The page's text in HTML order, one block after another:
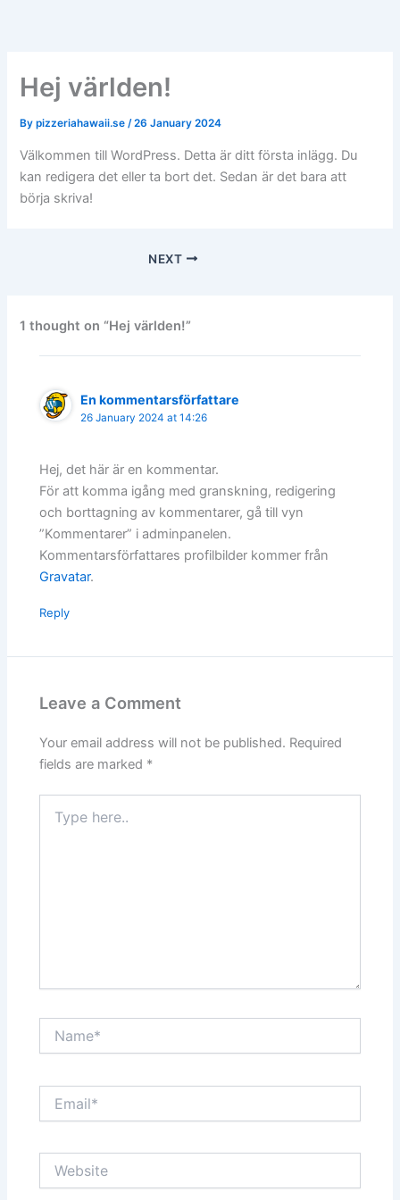
Hej världen!
Bypizzeriahawaii.se/26 January 2024
Välkommen till WordPress. Detta är ditt första inlägg. Du
kan redigera det eller ta bort det. Sedan är det bara att
börja skriva!
NEXT
1 thought on “Hej världen!”
En kommentarsförfattare
26 January 2024 at 14:26
Hej, det här är en kommentar.
För att komma igång med granskning, redigering
och borttagning av kommentarer, gå till vyn
”Kommentarer” i adminpanelen.
Kommentarsförfattares profilbilder kommer från
Gravatar.
Reply
Leave a Comment
Your email address will not be published. Required
fields are marked *
here..